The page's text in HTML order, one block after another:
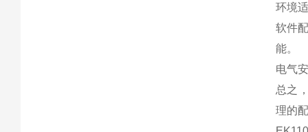
环境
软件
能。
电气
总之
理的